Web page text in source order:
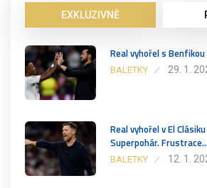
EXKLUZIVNĚ
Real vyhořel s
BALETKY 29. 1.
Real vyhořel v El
Superpohár.
BALETKY 12. 1.